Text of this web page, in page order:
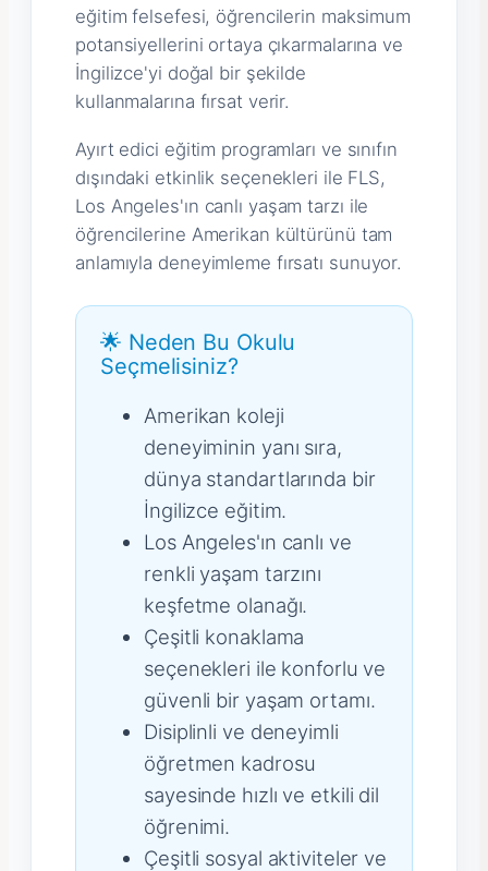
eğitim felsefesi, öğrencilerin maksimum
potansiyellerini ortaya çıkarmalarına ve
İngilizce'yi doğal bir şekilde
kullanmalarına fırsat verir.
Ayırt edici eğitim programları ve sınıfın
dışındaki etkinlik seçenekleri ile FLS,
Los Angeles'ın canlı yaşam tarzı ile
öğrencilerine Amerikan kültürünü tam
anlamıyla deneyimleme fırsatı sunuyor.
🌟 Neden Bu Okulu
Seçmelisiniz?
Amerikan koleji
deneyiminin yanı sıra,
dünya standartlarında bir
İngilizce eğitim.
Los Angeles'ın canlı ve
renkli yaşam tarzını
keşfetme olanağı.
Çeşitli konaklama
seçenekleri ile konforlu ve
güvenli bir yaşam ortamı.
Disiplinli ve deneyimli
öğretmen kadrosu
sayesinde hızlı ve etkili dil
öğrenimi.
Çeşitli sosyal aktiviteler ve